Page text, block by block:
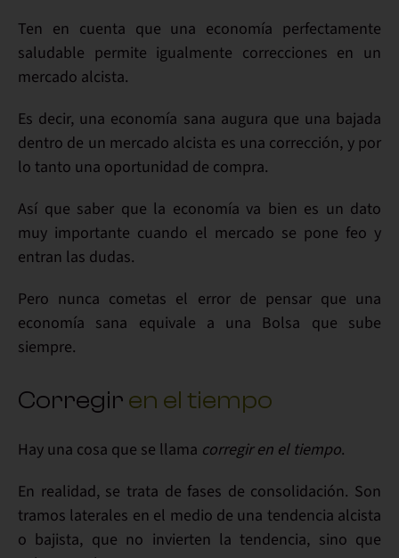
Ten en cuenta que una economía perfectamente
saludable permite igualmente correcciones en un
mercado alcista.
Es decir, una economía sana augura que una bajada
dentro de un mercado alcista es una corrección, y por
lo tanto una oportunidad de compra.
Así que saber que la economía va bien es un dato
muy importante cuando el mercado se pone feo y
entran las dudas.
Pero nunca cometas el errorde pensar que una
economía sana equivale a una Bolsa que sube
siempre.
Corregir en el tiempo
Hay una cosa que se llama corregir en el tiempo.
En realidad, se trata de fases de consolidación. Son
tramos laterales en el medio de una tendencia alcista
o bajista, que no invierten la tendencia, sino que